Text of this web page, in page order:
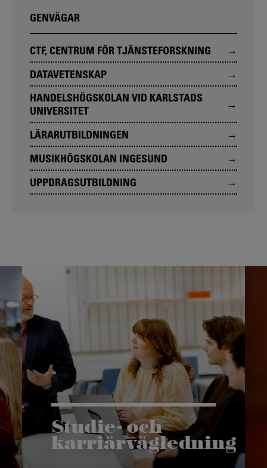
GENVÄGAR
CTF, CENTRUM FÖR TJÄNSTEFORSKNING
DATAVETENSKAP
HANDELSHÖGSKOLAN VID KARLSTADS
UNIVERSITET
LÄRARUTBILDNINGEN
MUSIKHÖGSKOLAN INGESUND
UPPDRAGSUTBILDNING
Studie- och
karriärvägledning